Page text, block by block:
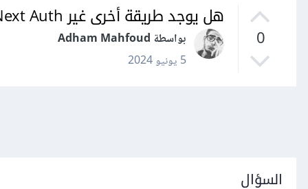
0
هل يوجد طريقة أخرى غير Next Auth لعمل مصادقة تسجيل دخول وحماية صفحات معينة
بواسطة Adham Mahfoud
5 يونيو 2024
السؤال